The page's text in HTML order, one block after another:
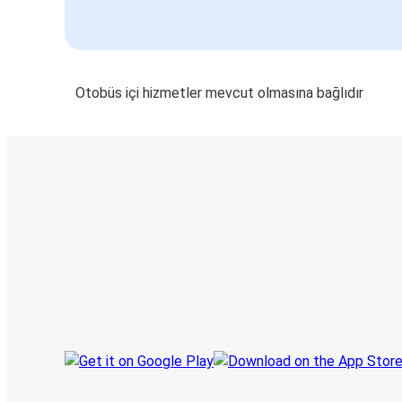
Otobüs içi hizmetler mevcut olmasına bağlıdır